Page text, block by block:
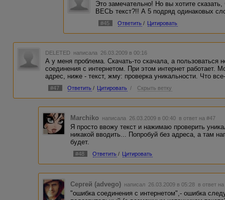
Это замечательно! Но вы хотите
ВЕСЬ текст?!! А 5 подряд одинаковых
#45 Ответить / Цитировать
DELETED написала 26.03.2009 в 00:16
А у меня проблема. Скачать-то скачала, а пользоваться
соединения с интернетом. При этом интернет работает.
адрес, ниже - текст, жму: проверка уникальности. Что
#47 Ответить / Цитировать / Скрыть ветку
Marchiko написала 26.03.2009 в 00:40 в ответ на #47
Я просто ввожу текст и нажимаю проверить
никакой вводить... Попробуй без адреса, а там
будет.
#48 Ответить / Цитировать
Сергей (advego) написал 26.03.2009 в 05:28 в ответ
"ошибка соединения с интернетом",- ошибка